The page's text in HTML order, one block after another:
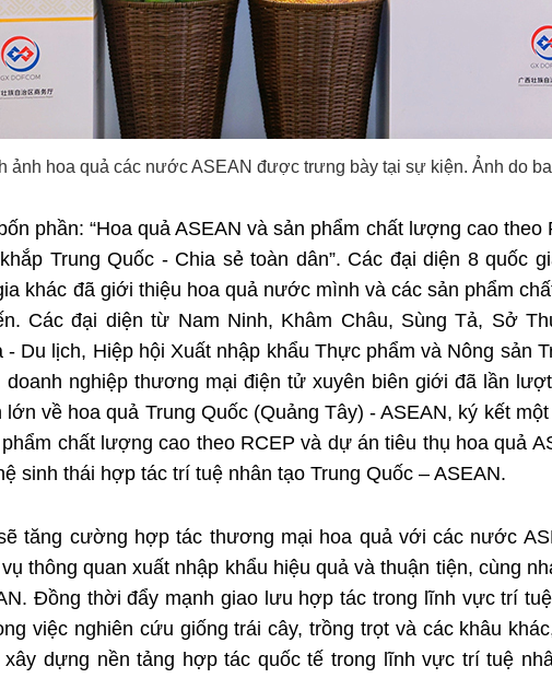
ảnh hoa quả các nước ASEAN được trưng bày tại sự kiện. Ảnh do
phần: “Hoa quả ASEAN và sản phẩm chất lượng cao
Trung Quốc - Chia sẻ toàn dân”. Các đại diện 8 quốc
khác đã giới thiệu hoa quả nước mình và các sản phẩm
Các đại diện từ Nam Ninh, Khâm Châu, Sùng Tả, Sở
- Du lịch, Hiệp hội Xuất nhập khẩu Thực phẩm và Nông sản
nghiệp thương mại điện tử xuyên biên giới đã lần
về hoa quả Trung Quốc (Quảng Tây) - ASEAN, ký kết
chất lượng cao theo RCEP và dự án tiêu thụ hoa quả
sinh thái hợp tác trí tuệ nhân tạo Trung Quốc – ASEAN.
tăng cường hợp tác thương mại hoa quả với các nước
thông quan xuất nhập khẩu hiệu quả và thuận tiện, cùng
Đồng thời đẩy mạnh giao lưu hợp tác trong lĩnh vực trí
việc nghiên cứu giống trái cây, trồng trọt và các khâu
xây dựng nền tảng hợp tác quốc tế trong lĩnh vực trí tuệ